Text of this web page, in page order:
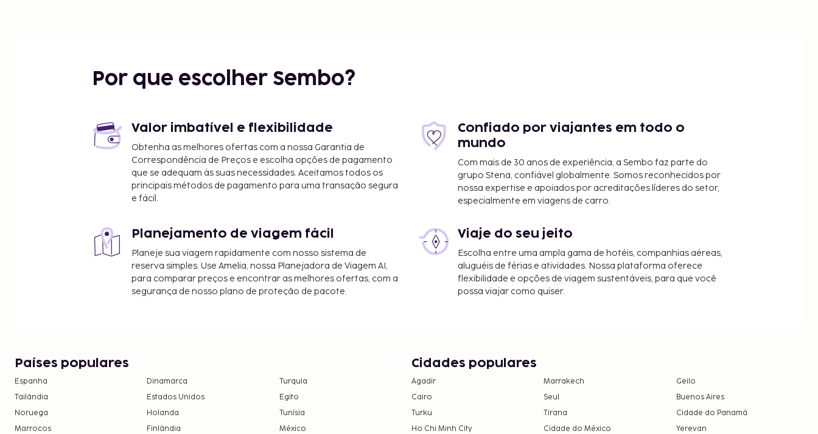
Por que escolher Sembo?
Valor imbatível e flexibilidade
Obtenha as melhores ofertas com a nossa Garantia de
Correspondência de Preços e escolha opções de pagamento
que se adequam às suas necessidades. Aceitamos todos os
principais métodos de pagamento para uma transação segura
e fácil.
Confiado por viajantes em todo o
mundo
Com mais de 30 anos de experiência, a Sembo faz parte do
grupo Stena, confiável globalmente. Somos reconhecidos por
nossa expertise e apoiados por acreditações líderes do setor,
especialmente em viagens de carro.
Planejamento de viagem fácil
Planeje sua viagem rapidamente com nosso sistema de
reserva simples. Use Amelia, nossa Planejadora de Viagem AI,
para comparar preços e encontrar as melhores ofertas, com a
segurança de nosso plano de proteção de pacote.
Viaje do seu jeito
Escolha entre uma ampla gama de hotéis, companhias aéreas,
aluguéis de férias e atividades. Nossa plataforma oferece
flexibilidade e opções de viagem sustentáveis, para que você
possa viajar como quiser.
Países populares
Espanha Dinamarca
Turquia
Tailândia
Estados Unidos
Egito
Noruega
Holanda
Tunísia
Marrocos
Finlândia
México
Cidades populares
Agadir Marrakech
Geilo
Cairo
Seul
Buenos Aires
Turku
Tirana
Cidade do Panamá
Ho Chi Minh City
Cidade do México
Yerevan